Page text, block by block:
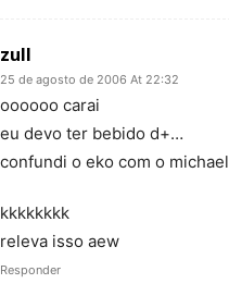
zull
25 de agosto de 2006 At 22:32
oooooo carai
eu devo ter bebido d+…
confundi o eko com o michael
kkkkkkkk
releva isso aew
Responder